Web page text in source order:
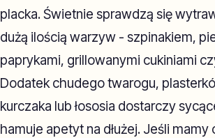
placka. Świetnie sprawdzą się
dużą ilością warzyw - szpinakiem,
paprykami, grillowanymi cukiniami
Dodatek chudego twarogu,
kurczaka lub łososia dostarczy
hamuje apetyt na dłużej. Jeśli mamy